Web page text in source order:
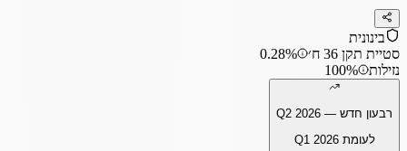
בינונית
סטיית תקן 36 ח׳
0.28%
נזילות
100%
רבעון חדש — Q2 2026
לעומתQ1 2026